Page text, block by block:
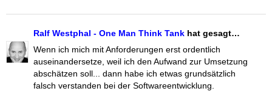
Ralf Westphal - One Man Think Tank hat gesagt…
Wenn ich mich mit Anforderungen erst ordentlich
auseinandersetze, weil ich den Aufwand zur Umsetzung
abschätzen soll... dann habe ich etwas grundsätzlich
falsch verstanden bei der Softwareentwicklung.